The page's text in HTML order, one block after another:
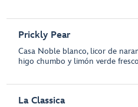
Prickly Pear
Casa Noble blanco, licor de
higo chumbo y limón verde
La Classica